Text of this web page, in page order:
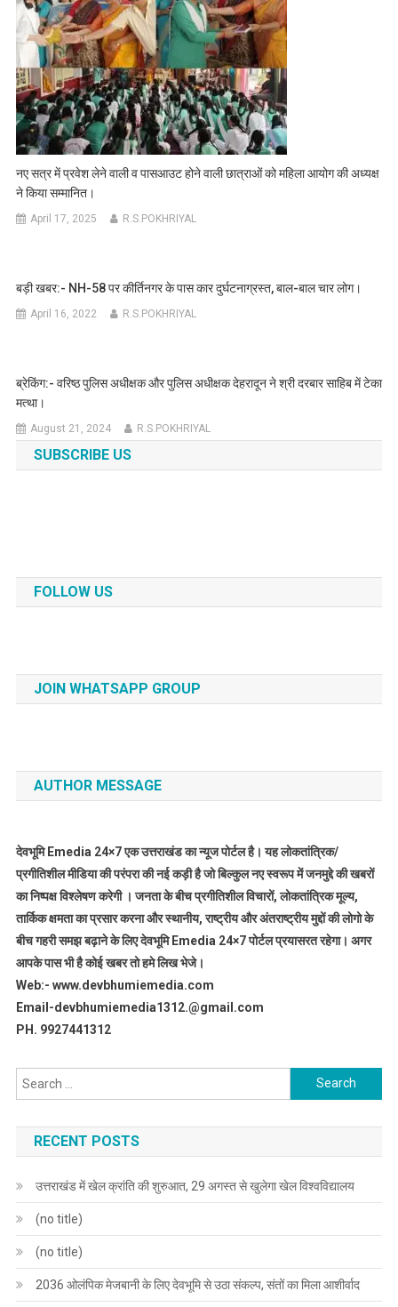
नए सत्र में प्रवेश लेने वाली व पासआउट होने वाली छात्राओं को महिला आयोग की अध्यक्ष
ने किया सम्मानित।
April 17, 2025 R.S.POKHRIYAL
बड़ी खबर:- NH-58 पर कीर्तिनगर के पास कार दुर्घटनाग्रस्त, बाल-बाल चार लोग।
April 16, 2022 R.S.POKHRIYAL
ब्रेकिंग:- वरिष्ठ पुलिस अधीक्षक और पुलिस अधीक्षक देहरादून ने श्री दरबार साहिब में टेका
मत्था।
August 21, 2024 R.S.POKHRIYAL
SUBSCRIBE US
FOLLOW US
JOIN WHATSAPP GROUP
AUTHOR MESSAGE
देवभूमि Emedia 24×7 एक उत्तराखंड का न्यूज पोर्टल है। यह लोकतांत्रिक/
प्रगीतिशील मीडिया की परंपरा की नई कड़ी है जो बिल्कुल नए स्वरूप में जनमुद्दे की खबरों
का निष्पक्ष विश्लेषण करेगी । जनता के बीच प्रगीतिशील विचारों, लोकतांत्रिक मूल्य,
तार्किक क्षमता का प्रसार करना और स्थानीय, राष्ट्रीय और अंतराष्ट्रीय मुद्दों की लोगो के
बीच गहरी समझ बढ़ाने के लिए देवभूमि Emedia 24×7 पोर्टल प्रयासरत रहेगा। अगर
आपके पास भी है कोई खबर तो हमे लिख भेजे।
Web:- www.devbhumiemedia.com
Email-devbhumiemedia1312.@gmail.com
PH. 9927441312
Search
for:
RECENT POSTS
उत्तराखंड में खेल क्रांति की शुरुआत, 29 अगस्त से खुलेगा खेल विश्वविद्यालय
(no title)
(no title)
2036 ओलंपिक मेजबानी के लिए देवभूमि से उठा संकल्प, संतों का मिला आशीर्वाद